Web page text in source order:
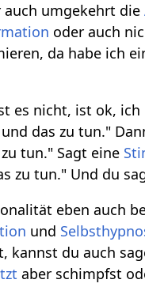
auch umgekehrt die
oder auch
da habe ich
es nicht, ist ok,
das zu tun."
tun." Sagt eine
zu tun." Und du
eben auch
und
kannst du auch
aber schimpfst